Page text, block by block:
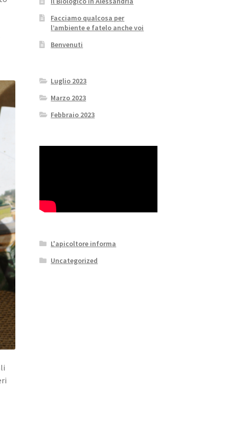
Facciamo qualcosa per
l’ambiente e fatelo anche voi
Benvenuti
Luglio 2023
Marzo 2023
Febbraio 2023
L'apicoltore informa
Uncategorized